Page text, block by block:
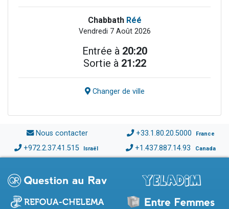
Chabbath Réé
Vendredi 7 Août 2026
Entrée à 20:20
Sortie à 21:22
Changer de ville
Nous contacter +33.1.80.20.5000 France
+972.2.37.41.515 Israël +1.437.887.14.93 Canada